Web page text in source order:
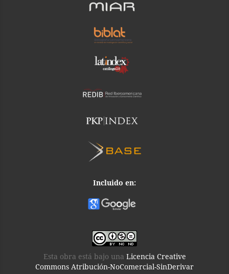
Incluido en:
Esta obra está bajo una Licencia Creative
Commons Atribución-NoComercial-SinDerivar